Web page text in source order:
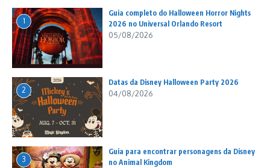
1
Guia completo do Halloween Horror Nights
2026 no Universal Orlando Resort
05/08/2026
2
Datas da Disney Halloween Party 2026
04/08/2026
3
Guia para encontrar personagens da Disney
no Animal Kingdom